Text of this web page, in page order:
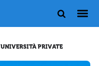
UNIVERSITÀ PRIVATE